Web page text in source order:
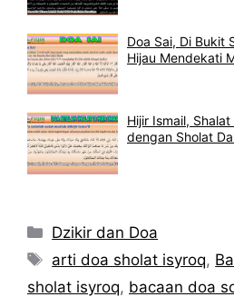
Doa Sai, Di Bukit
Hijau Mendekati
Hijir Ismail,
dengan Sholat
Kategori
Dzikir dan Doa
Tag
arti doa sholat isyroq,
sholat isyroq, bacaan doa